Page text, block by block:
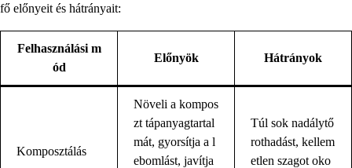
fő előnyeit és hátrányait:
Felhasználási m
ód
Előnyök Hátrányok
Komposztálás
Növeli a kompos
zt tápanyagtartal
mát, gyorsítja a l
ebomlást, javítja
Túl sok nadálytő
rothadást, kellem
etlen szagot oko